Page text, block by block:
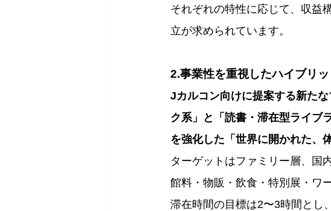
それぞれの特性に応じて、収益
立が求められています。
2.事業性を重視したハイブリ
Jカルコン向けに提案する新た
ク系」と「読書・滞在型ライブ
を強化した「世界に開かれた、
ターゲットはファミリー層、国
館料・物販・飲食・特別展・ワ
滞在時間の目標は2〜3時間と